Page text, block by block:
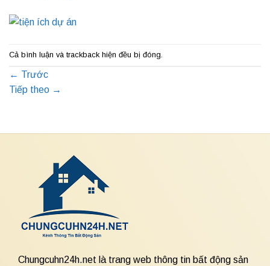
Cả bình luận và trackback hiện đều bị đóng.
← Trước
Tiếp theo →
Chungcuhn24h.net là trang web thông tin bất động sản